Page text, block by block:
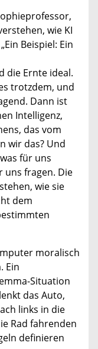
wie KI
Beispiel: Ein
die Ernte ideal.
trotzdem, und
Dann ist
Intelligenz,
das vom
wir das? Und
für uns
uns fragen. Die
wie sie
dem
moralisch
Ein
Situation
das Auto,
links in die
Rad fahrenden
definieren